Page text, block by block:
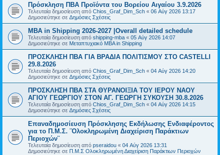
Πρόσκληση ΠΒΑ Προϊόντα του Βορείου Αιγαίου 3.9.2026
Τελευταία δημοσίευση από Chios_Graf_Dim_Sch « 06 Αύγ 2026 13:17
Δημοσιεύτηκε σε Δημόσιες Σχέσεις
MBA in Shipping 2026-2027 |Overall detailed schedule
Τελευταία δημοσίευση από shipping-mba « 05 Αύγ 2026 14:07
Δημοσιεύτηκε σε Μεταπτυχιακό MBA in Shipping
ΠΡΟΣΚΛΗΣΗ ΠΒΑ ΓΙΑ ΒΡΑΔΙΑ ΠΟΛΙΤΙΣΜΟΥ ΣΤΟ CASTELLI
29.8.2026
Τελευταία δημοσίευση από Chios_Graf_Dim_Sch « 04 Αύγ 2026 14:20
Δημοσιεύτηκε σε Δημόσιες Σχέσεις
ΠΡΟΣΚΛΗΣΗ ΠΒΑ ΣΤΑ ΘΥΡΑΝΟΙΞΙΑ ΤΟΥ ΙΕΡΟΥ ΝΑΟΥ
ΑΓΙΟΥ ΓΕΩΡΓΙΟΥ ΣΤΟΝ ΑΓ. ΓΕΩΡΓΗ ΣΥΚΟΥΣΗ 30.8.2026
Τελευταία δημοσίευση από Chios_Graf_Dim_Sch « 04 Αύγ 2026 14:15
Δημοσιεύτηκε σε Δημόσιες Σχέσεις
Επαναδημοσίευση Πρόσκλησης Εκδήλωσης Ενδιαφέροντος
για το Π.Μ.Σ. ¨Ολοκληρωμένη Διαχείριση Παράκτιων
Περιοχών¨
Τελευταία δημοσίευση από pseraidou « 04 Αύγ 2026 13:31
Δημοσιεύτηκε σε Π.Μ.Σ Ολοκληρωμένη Διαχείριση Παράκτιων Περιοχών